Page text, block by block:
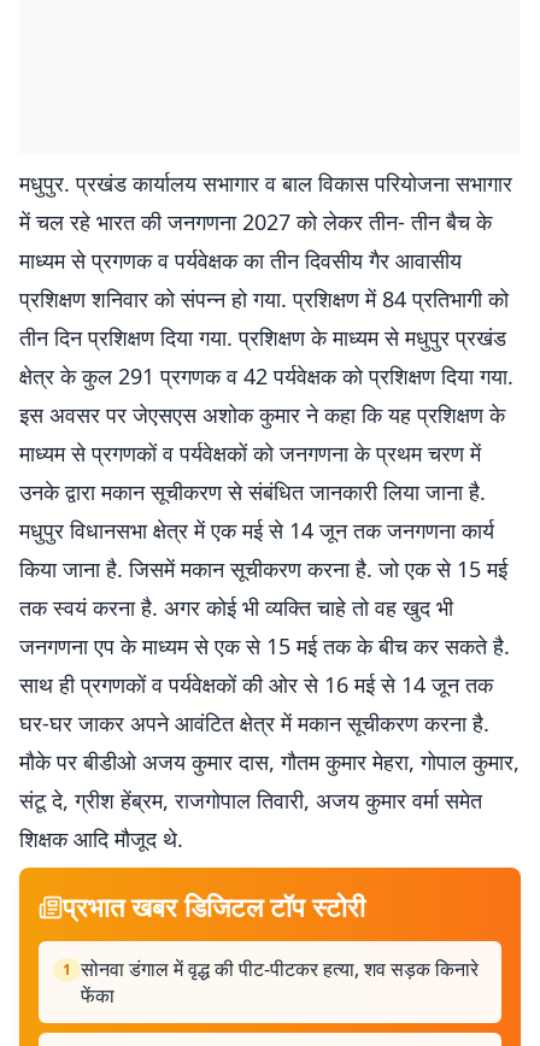
मधुपुर. प्रखंड कार्यालय सभागार व बाल विकास परियोजना सभागार
में चल रहे भारत की जनगणना 2027 को लेकर तीन- तीन बैच के
माध्यम से प्रगणक व पर्यवेक्षक का तीन दिवसीय गैर आवासीय
प्रशिक्षण शनिवार को संपन्न हो गया. प्रशिक्षण में 84 प्रतिभागी को
तीन दिन प्रशिक्षण दिया गया. प्रशिक्षण के माध्यम से मधुपुर प्रखंड
क्षेत्र के कुल 291 प्रगणक व 42 पर्यवेक्षक को प्रशिक्षण दिया गया.
इस अवसर पर जेएसएस अशोक कुमार ने कहा कि यह प्रशिक्षण के
माध्यम से प्रगणकों व पर्यवेक्षकों को जनगणना के प्रथम चरण में
उनके द्वारा मकान सूचीकरण से संबंधित जानकारी लिया जाना है.
मधुपुर विधानसभा क्षेत्र में एक मई से 14 जून तक जनगणना कार्य
किया जाना है. जिसमें मकान सूचीकरण करना है. जो एक से 15 मई
तक स्वयं करना है. अगर कोई भी व्यक्ति चाहे तो वह खुद भी
जनगणना एप के माध्यम से एक से 15 मई तक के बीच कर सकते है.
साथ ही प्रगणकों व पर्यवेक्षकों की ओर से 16 मई से 14 जून तक
घर-घर जाकर अपने आवंटित क्षेत्र में मकान सूचीकरण करना है.
मौके पर बीडीओ अजय कुमार दास, गौतम कुमार मेहरा, गोपाल कुमार,
संटू दे, ग्रीश हेंब्रम, राजगोपाल तिवारी, अजय कुमार वर्मा समेत
शिक्षक आदि मौजूद थे.
प्रभात खबर डिजिटल टॉप स्टोरी
1 सोनवा डंगाल में वृद्ध की पीट-पीटकर हत्या, शव सड़क किनारे
फेंका